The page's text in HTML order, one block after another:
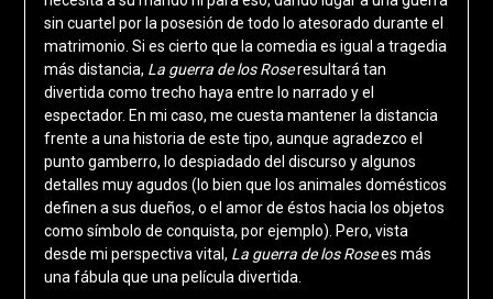
sin cuartel por la posesión de todo lo atesorado durante el
matrimonio. Si es cierto que la comedia es igual a tragedia
más distancia, La guerra de los Roseresultará tan
divertida como trecho haya entre lo narrado y el
espectador. En mi caso, me cuesta mantener la distancia
frente a una historia de este tipo, aunque agradezco el
punto gamberro, lo despiadado del discurso y algunos
detalles muy agudos (lo bien que los animales domésticos
definen a sus dueños, o el amor de éstos hacia los objetos
como símbolo de conquista, por ejemplo). Pero, vista
desde mi perspectiva vital, La guerra de los Rosees más
una fábula que una película divertida.